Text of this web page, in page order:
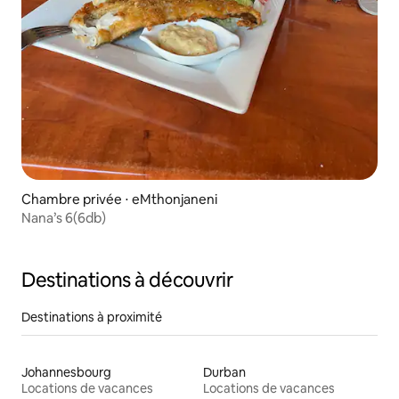
Chambre privée ⋅ eMthonjaneni
Nana’s 6(6db)
Destinations à découvrir
Destinations à proximité
Johannesbourg
Locations de vacances
Durban
Locations de vacances